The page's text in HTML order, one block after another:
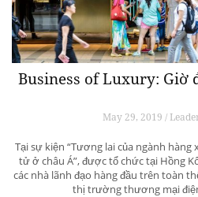
Business of Luxury: Giờ
May 29, 2019 /
Tại sự kiện “Tương lai của ngành
tử ở châu Á”, được tổ chức tại Hồng
các nhà lãnh đạo hàng đầu trên toàn
thị trường thương mại